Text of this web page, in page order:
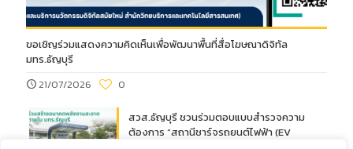
ขอเชิญร่วมแสดงความคิดเห็นเพื่อพัฒนาพื้นที่สื่อโฆษณาดิจิทัล
มทร.ธัญบุรี
21/07/2026
0
สวส.ธัญบุรี ชวนร่วมตอบแบบสำรวจความ
ต้องการ “สถานีชาร์จรถยนต์ไฟฟ้า (EV